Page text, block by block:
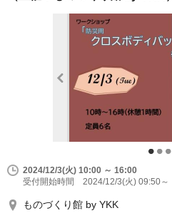
2024/12/3(火) 10:00 ～ 16:00
受付開始時間 2024/12/3(火) 09:50～
ものづくり館 by YKK